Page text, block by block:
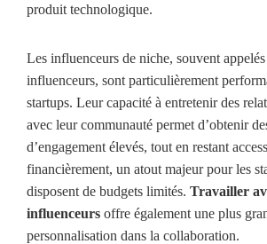
produit technologique.
Les influenceurs de niche, souvent
influenceurs, sont particulièrement
startups. Leur capacité à entretenir des
avec leur communauté permet d’obtenir
d’engagement élevés, tout en restant
financièrement, un atout majeur pour les
disposent de budgets limités. Travailler
influenceurs offre également une plus
personnalisation dans la collaboration.